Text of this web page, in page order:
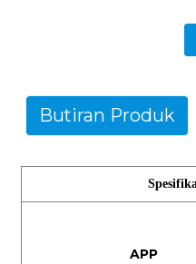
Butiran Produk
APP